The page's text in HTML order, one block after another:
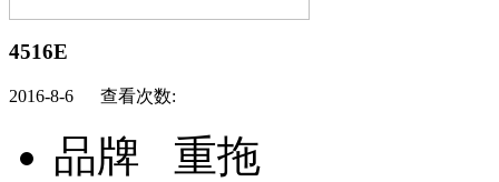
4516E
2016-8-6 查看次数:
品牌 重拖